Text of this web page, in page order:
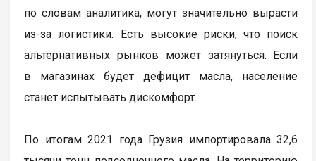
по словам аналитика, могут значительно вырасти
из-за логистики. Есть высокие риски, что поиск
альтернативных рынков может затянуться. Если
в магазинах будет дефицит масла, население
станет испытывать дискомфорт.
По итогам 2021 года Грузия импортировала 32,6